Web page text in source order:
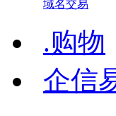
域名交易
.购物
企信